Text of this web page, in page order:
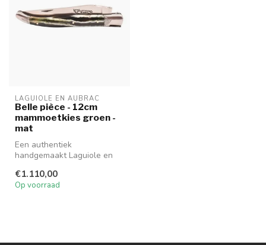
LAGUIOLE EN AUBRAC
Belle pièce - 12cm
mammoetkies groen -
mat
Een authentiek
handgemaakt Laguiole en
hoge kwaliteit...
€1.110,00
Op voorraad